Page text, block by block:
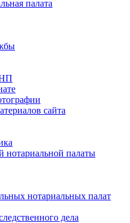
палата
сайта
нотариальной палаты
нотариальных палат
дела